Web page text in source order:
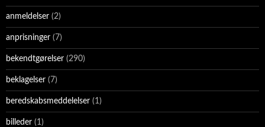
anmeldelser (2)
anprisninger (7)
bekendtgørelser (290)
beklagelser (7)
beredskabsmeddelelser (1)
billeder (1)